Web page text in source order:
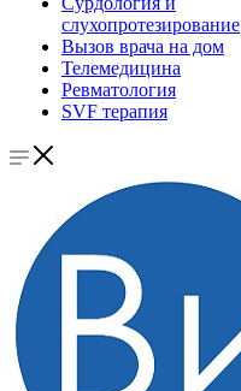
слухопротезирование
Вызов врача на дом
Телемедицина
Ревматология
SVF терапия